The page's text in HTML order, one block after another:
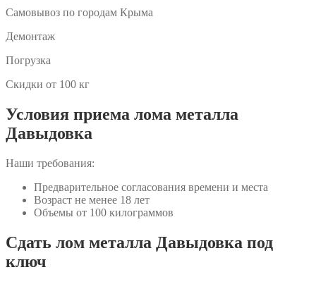
Самовывоз по городам Крыма
Демонтаж
Погрузка
Скидки от 100 кг
Условия приема лома металла
Давыдовка
Наши требования:
Предварительное согласования времени и места
Возраст не менее 18 лет
Объемы от 100 килограммов
Сдать лом металла Давыдовка под
ключ